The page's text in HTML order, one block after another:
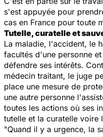
s'est appuyée pour
cas en France pour toute
Tutelle, curatelle et
La maladie, l'accident, le
facultés d'une personne
défendre ses intérêts.
médecin traitant, le juge
place une mesure de
une autre personne
toutes les actions où ses
tutelle et la curatelle voire
"Quand il y a urgence, la